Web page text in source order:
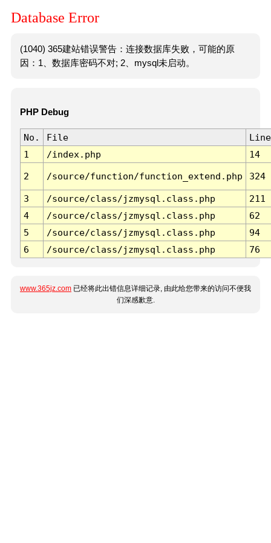
Database Error
(1040) 365建站错误警告：连接数据库失败，可能的原
因：1、数据库密码不对; 2、mysql未启动。
PHP Debug
No. File
Line
1
/index.php 14
2 /source/function/function_extend.php 324
3 /source/class/jzmysql.class.php
211
4
/source/class/jzmysql.class.php
62
5
/source/class/jzmysql.class.php
94
6
/source/class/jzmysql.class.php 76
www.365jz.com 已经将此出错信息详细记录, 由此给您带来的访问不便我
们深感歉意.